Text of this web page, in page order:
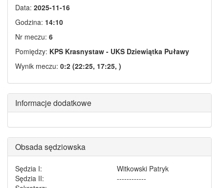
Data: 2025-11-16
Godzina: 14:10
Nr meczu: 6
Pomiędzy: KPS Krasnystaw - UKS Dziewiątka Puławy
Wynik meczu: 0:2 (22:25, 17:25, )
Informacje dodatkowe
Obsada sędziowska
Sędzia I:
Witkowski Patryk
Sędzia II:
------------